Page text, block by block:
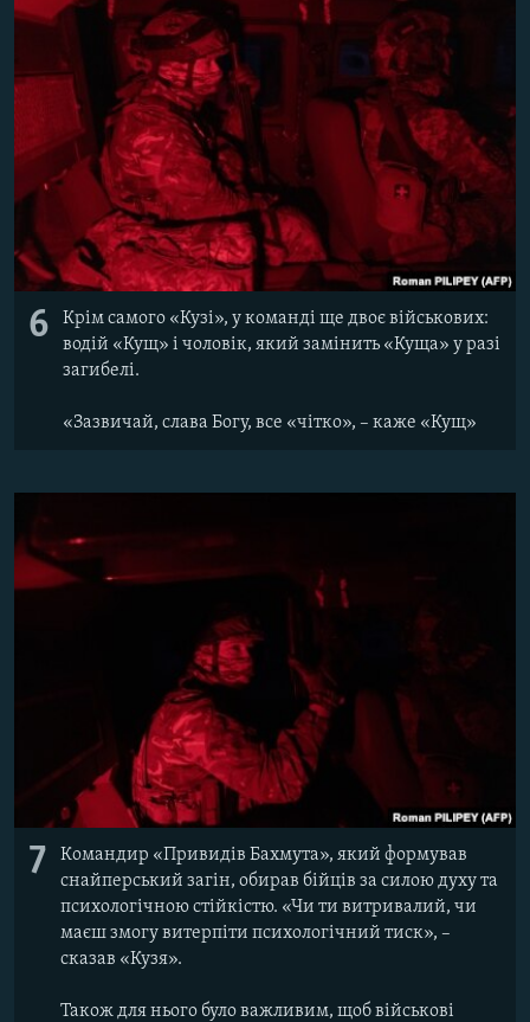
6
Крім самого «Кузі», у команді ще двоє військових:
водій «Кущ» і чоловік, який замінить «Куща» у разі
загибелі.
«Зазвичай, слава Богу, все «чітко», – каже «Кущ»
7
Командир «Привидів Бахмута», який формував
снайперський загін, обирав бійців за силою духу та
психологічною стійкістю. «Чи ти витривалий, чи
маєш змогу витерпіти психологічний тиск», –
сказав «Кузя».
Також для нього було важливим, щоб військові